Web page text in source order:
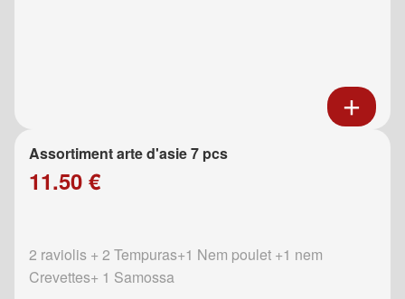
Assortiment arte d'asie 7 pcs
11.50 €
2 raviolis + 2 Tempuras+1 Nem poulet +1 nem
Crevettes+ 1 Samossa